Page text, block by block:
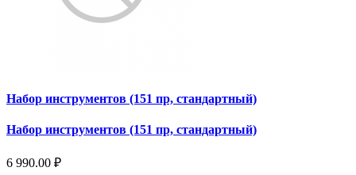
Набор инструментов (151 пр, стандартный)
Набор инструментов (151 пр, стандартный)
6 990.00 ₽